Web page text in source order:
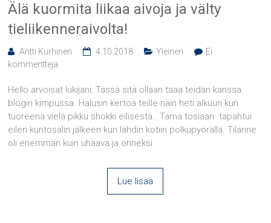
Älä kuormita liikaa aivoja ja välty
tieliikenneraivolta!
Antti Kurhinen 4.10.2018 Yleinen
Ei
kommentteja
Hello arvoisat lukijani, Tässä sitä ollaan taaa teidän kanssa
blogin kimpussa. Halusin kertoa teille näin heti alkuun kun
tuoreena vielä pikku shokki eilisestä.. Tämä tosiaan tapahtui
eilen kuntosalin jälkeen kun lähdin kotiin polkupyörällä. Tilanne
oli enemmän kuin uhaava ja onneksi
Lue lisää